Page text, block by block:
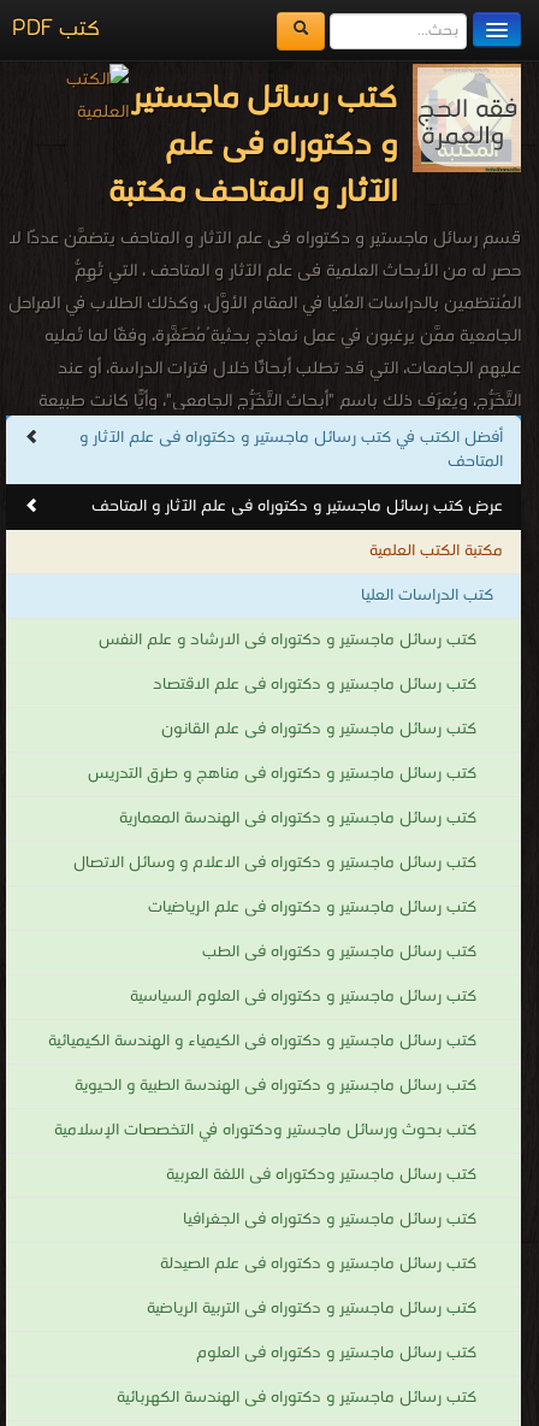
كتب PDF
مكتبة الكتب
المكتبات
يُقرأ حالياً
اضف كتاب
كتب رسائل ماجستير
و دكتوراه فى علم
الآثار و المتاحف مكتبة
قسم رسائل ماجستير و دكتوراه فى علم الآثار و المتاحف يتضمَّن عددًا لا
حصر له من الأبحاث العلمية فى علم الآثار و المتاحف ، التي تُهِمُّ
المُنتظمين بالدراسات العُليا في المقام الأوَّل، وكذلك الطلاب في المراحل
الجامعية ممَّن يرغبون في عمل نماذج بحثية ُمُصَغَّرة، وفقًا لما تُمليه
عليهم الجامعات، التي قد تطلب أبحاثًا خلال فترات الدراسة، أو عند
التَّخَرُّج، ويُعرَف ذلك باسم "أبحاث التَّخَرُّج الجامعي"، وأيًّا كانت طبيعة
الأبحاث المُراد تنفيذها، فإن قسم رسائل ماجستير و دكتوراه فى علم
الآثار و المتاحف زاخر بجميع ما يحتاج إليه الباحثون والباحثات فى علم الآثار
و المتاحف.
كتب رسائل ماجستير و دكتوراه فى علم الآثار و المتاحف
أفضل الكتب في كتب رسائل ماجستير و دكتوراه فى علم الآثار و
المتاحف
عرض كتب رسائل ماجستير و دكتوراه فى علم الآثار و المتاحف
مكتبة الكتب العلمية
كتب الدراسات العليا
كتب رسائل ماجستير و دكتوراه فى الارشاد و علم النفس
كتب رسائل ماجستير و دكتوراه فى علم الاقتصاد
كتب رسائل ماجستير و دكتوراه فى علم القانون
كتب رسائل ماجستير و دكتوراه فى مناهج و طرق التدريس
كتب رسائل ماجستير و دكتوراه فى الهندسة المعمارية
كتب رسائل ماجستير و دكتوراه فى الاعلام و وسائل الاتصال
كتب رسائل ماجستير و دكتوراه فى علم الرياضيات
كتب رسائل ماجستير و دكتوراه فى الطب
كتب رسائل ماجستير و دكتوراه فى العلوم السياسية
كتب رسائل ماجستير و دكتوراه فى الكيمياء و الهندسة الكيميائية
كتب رسائل ماجستير و دكتوراه فى الهندسة الطبية و الحيوية
كتب بحوث ورسائل ماجستير ودكتوراه في التخصصات الإسلامية
كتب رسائل ماجستير ودكتوراه فى اللغة العربية
كتب رسائل ماجستير و دكتوراه فى الجغرافيا
كتب رسائل ماجستير و دكتوراه فى علم الصيدلة
كتب رسائل ماجستير و دكتوراه فى التربية الرياضية
كتب رسائل ماجستير و دكتوراه فى العلوم
كتب رسائل ماجستير و دكتوراه فى الهندسة الكهربائية